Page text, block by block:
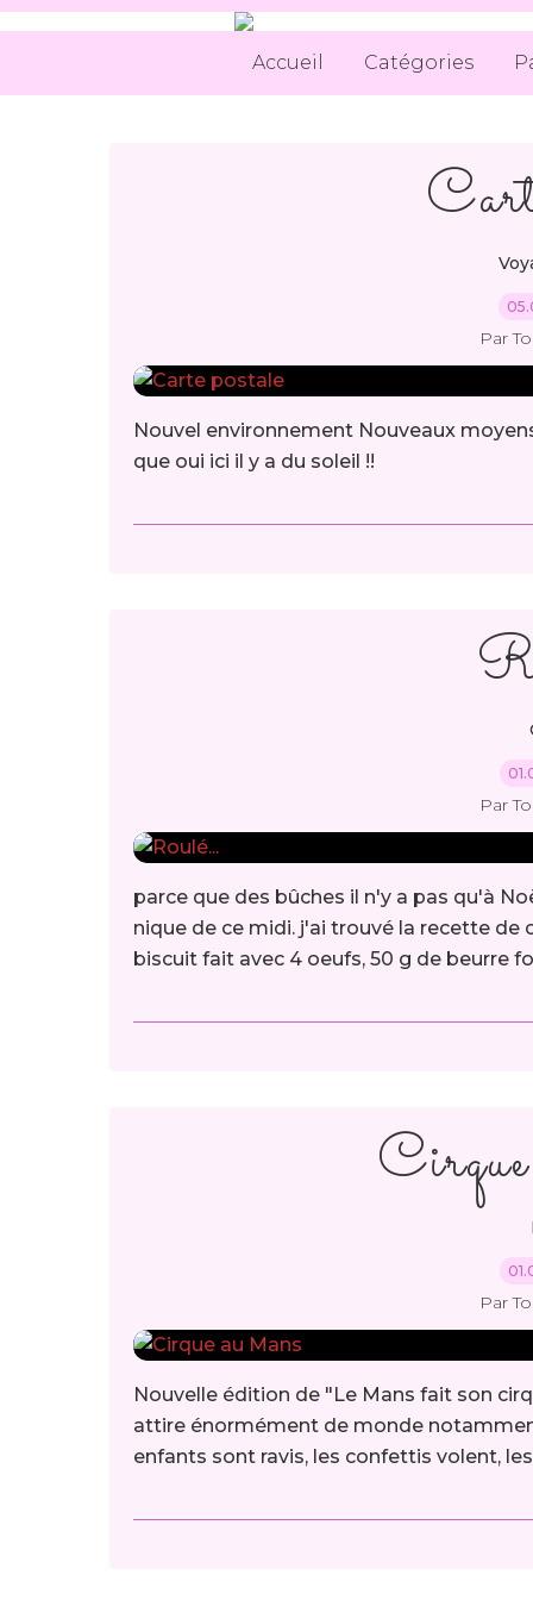
Accueil Catégories
Par
Nouvel environnement Nouveaux
que oui ici il y a du soleil !!
Par
parce que des bûches il n'y a pas qu'à
nique de ce midi. j'ai trouvé la recette de
biscuit fait avec 4 oeufs, 50 g de beurre
Par
Nouvelle édition de "Le Mans fait son
attire énormément de monde
enfants sont ravis, les confettis volent,